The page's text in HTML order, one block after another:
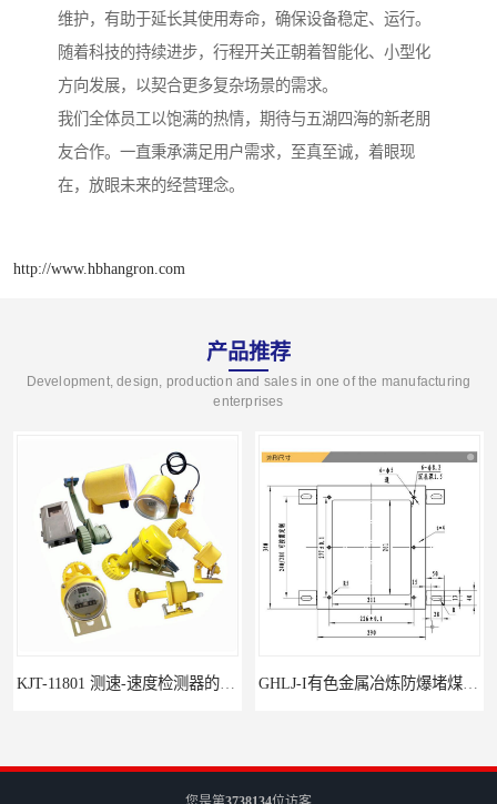
维护，有助于延长其使用寿命，确保设备稳定、运行。
随着科技的持续进步，行程开关正朝着智能化、小型化
方向发展，以契合更多复杂场景的需求。
我们全体员工以饱满的热情，期待与五湖四海的新老朋
友合作。一直秉承满足用户需求，至真至诚，着眼现
在，放眼未来的经营理念。
http://www.hbhangron.com
产品推荐
Development, design, production and sales in one of the manufacturing
enterprises